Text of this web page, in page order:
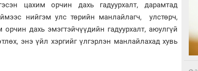
цахим орчин дахь гадуурхалт, дарамтад
нийгэм улс төрийн манлайлагч, улстөрч,
дахь эмэгтэйчүүдийн гадуурхалт, аюулгүй
энэ үйл хэргийг үлгэрлэн манлайлахад хувь